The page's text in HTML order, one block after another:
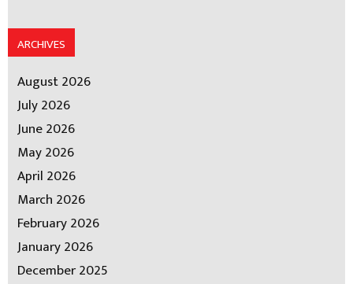
ARCHIVES
August 2026
July 2026
June 2026
May 2026
April 2026
March 2026
February 2026
January 2026
December 2025